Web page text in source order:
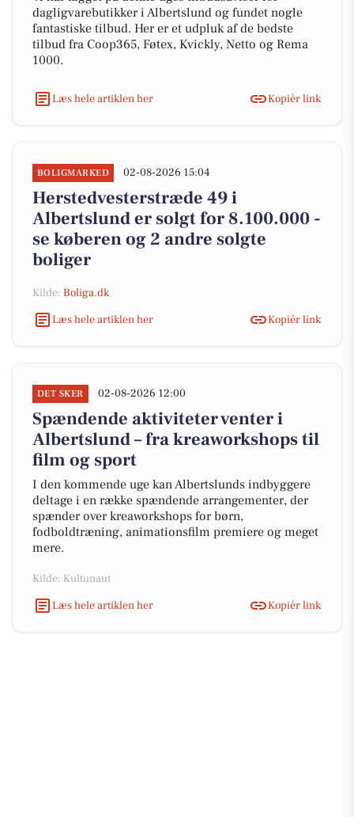
dagligvarebutikker i Albertslund og fundet nogle
fantastiske tilbud. Her er et udpluk af de bedste
tilbud fra Coop365, Føtex, Kvickly, Netto og Rema
1000.
Læs hele artiklen her Kopiér link
BOLIGMARKED 02-08-2026 15:04
Herstedvesterstræde 49 i
Albertslund er solgt for 8.100.000 -
se køberen og 2 andre solgte
boliger
Kilde: Boliga.dk
Læs hele artiklen her
Kopiér link
DET SKER 02-08-2026 12:00
Spændende aktiviteter venter i
Albertslund – fra kreaworkshops til
film og sport
I den kommende uge kan Albertslunds indbyggere
deltage i en række spændende arrangementer, der
spænder over kreaworkshops for børn,
fodboldtræning, animationsfilm premiere og meget
mere.
Kilde: Kultunaut
Læs hele artiklen her
Kopiér link